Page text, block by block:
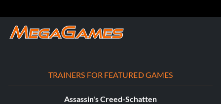
TRAINERS FOR FEATURED GAMES
Assassin's Creed-Schatten